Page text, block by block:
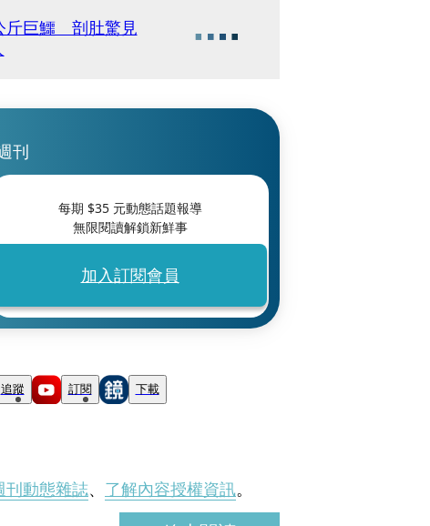
斤巨鱷 剖肚驚見
刊
每期 $35元動態話題報導
無限閱讀解鎖新鮮事
加入訂閱會員
追蹤 訂閱 下載
刊動態雜誌、 了解內容授權資訊。